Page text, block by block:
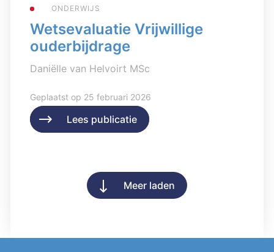
Lees publicatie
ONDERWIJS
Wetsevaluatie Vrijwillige
ouderbijdrage
Daniëlle van Helvoirt MSc
Geplaatst op 25 februari 2026
Lees publicatie
Meer laden